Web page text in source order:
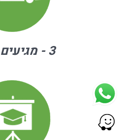
3 - מגיעים אלינו